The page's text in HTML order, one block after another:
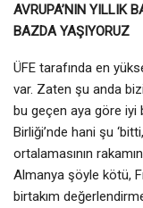
AVRUPA’NIN YILLIK
BAZDA YAŞIYORUZ
ÜFE tarafında en
var. Zaten şu anda
bu geçen aya göre iyi
Birliği’nde hani şu
ortalamasının
Almanya şöyle kötü,
birtakım